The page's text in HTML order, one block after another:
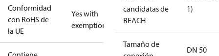
Conformidad
con RoHS de
la UE
Yes with
exemptions
candidatas de
REACH
1)
Tamaño de
DN 50